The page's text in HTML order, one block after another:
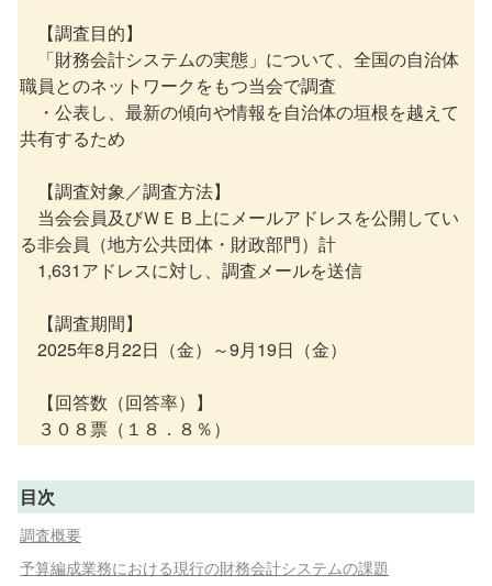
【調査目的】
「財務会計システムの実態」について、全国の自治体
職員とのネットワークをもつ当会で調査
・公表し、最新の傾向や情報を自治体の垣根を越えて
共有するため
【調査対象／調査方法】
当会会員及びＷＥＢ上にメールアドレスを公開してい
る非会員（地方公共団体・財政部門）計
1,631アドレスに対し、調査メールを送信
【調査期間】
2025年8月22日（金）～9月19日（金）
【回答数（回答率）】
目次
調査概要
予算編成業務における現行の財務会計システムの課題